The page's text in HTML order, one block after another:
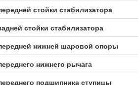
стойки стабилизатора
стойки стабилизатора
нижней шаровой опоры
нижнего рычага
подшипника ступицы